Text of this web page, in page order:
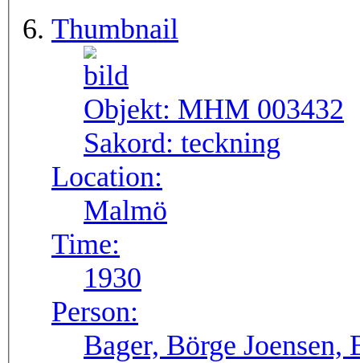
Thumbnail
Objekt: MHM 003432
Sakord: teckning
Location:
Malmö
Time:
1930
Person:
Bager, Börge